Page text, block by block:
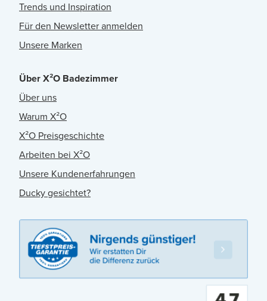
Trends und Inspiration
Für den Newsletter anmelden
Unsere Marken
Über X²O Badezimmer
Über uns
Warum X²O
X²O Preisgeschichte
Arbeiten bei X²O
Unsere Kundenerfahrungen
Ducky gesichtet?